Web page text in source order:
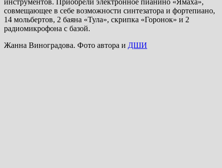
совмещающее в себе возможности синтезатора и фортепиано,
14 мольбертов, 2 баяна «Тула», скрипка «Горонок» и 2
радиомикрофона с базой.
Жанна Виноградова. Фото автора и ДШИ